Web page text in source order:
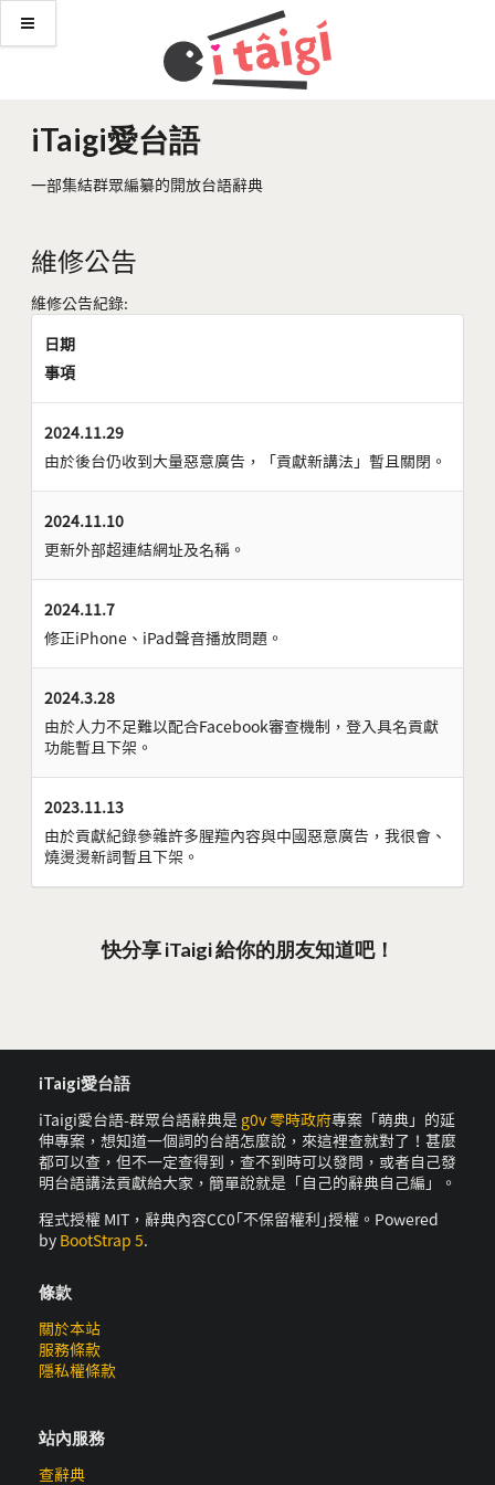
iTaigi愛台語
一部集結群眾編纂的開放台語辭典
維修公告
維修公告紀錄:
日期
事項
2024.11.29
由於後台仍收到大量惡意廣告，「貢獻新講法」暫且關閉。
2024.11.10
更新外部超連結網址及名稱。
2024.11.7
修正iPhone、iPad聲音播放問題。
2024.3.28
由於人力不足難以配合Facebook審查機制，登入具名貢獻
功能暫且下架。
2023.11.13
由於貢獻紀錄參雜許多腥羶內容與中國惡意廣告，我很會、
燒燙燙新詞暫且下架。
快分享 iTaigi 給你的朋友知道吧！
iTaigi愛台語
iTaigi愛台語-群眾台語辭典是 g0v 零時政府專案「萌典」的延
伸專案，想知道一個詞的台語怎麼說，來這裡查就對了！甚麼
都可以查，但不一定查得到，查不到時可以發問，或者自己發
明台語講法貢獻給大家，簡單說就是「自己的辭典自己編」。
程式授權 MIT，辭典內容CC0｢不保留權利｣授權。Powered
by BootStrap 5.
條款
關於本站
服務條款
隱私權條款
站內服務
查辭典